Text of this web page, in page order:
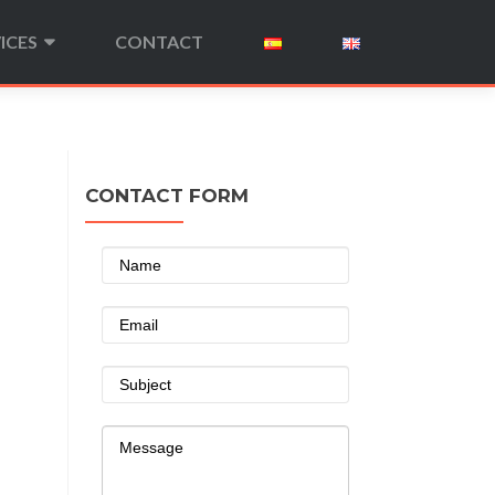
CONTACT
CONTACT FORM